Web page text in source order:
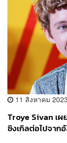
11 สิงหาคม 2023
Troye Sivan เผ
ซิงเกิลต่อไปจาก